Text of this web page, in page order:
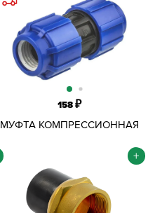
158₽
МУФТА КОМПРЕССИОННАЯ
+